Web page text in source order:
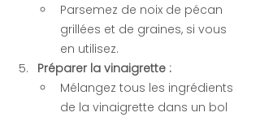
Parsemez de noix de pécan
grillées et de graines, si vous
en utilisez.
Préparer la vinaigrette :
Mélangez tous les ingrédients
de la vinaigrette dans un bol